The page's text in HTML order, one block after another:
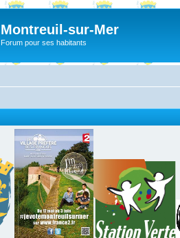
Montreuil-sur-Mer
Forum pour ses habitants